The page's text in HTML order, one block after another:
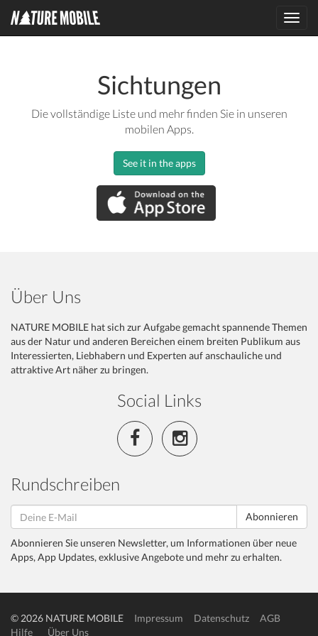
Sichtungen
Die vollständige Liste und mehr finden Sie in unseren
mobilen Apps.
See it in the apps
Über Uns
NATURE MOBILE hat sich zur Aufgabe gemacht spannende Themen
aus der Natur und anderen Bereichen einem breiten Publikum aus
Interessierten, Liebhabern und Experten auf anschauliche und
attraktive Art näher zu bringen.
Social Links
Rundschreiben
Abonnieren
Abonnieren Sie unseren Newsletter, um Informationen über neue
Apps, App Updates, exklusive Angebote und mehr zu erhalten.
© 2026 NATURE MOBILE Impressum Datenschutz
AGB
Hilfe
Über Uns